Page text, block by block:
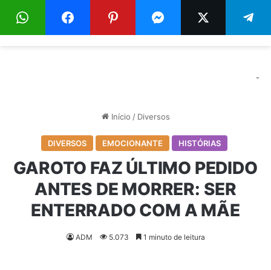
Menu
-
Início / Diversos
DIVERSOS EMOCIONANTE HISTÓRIAS
GAROTO FAZ ÚLTIMO PEDIDO
ANTES DE MORRER: SER
ENTERRADO COM A MÃE
ADM 5.073 1 minuto de leitura